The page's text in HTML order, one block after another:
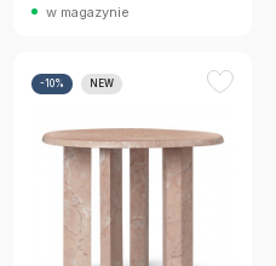
w magazynie
-10% NEW